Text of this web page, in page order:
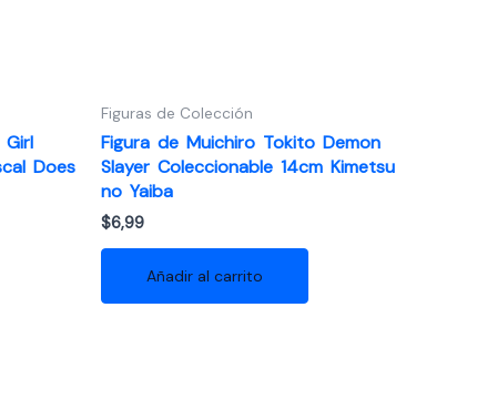
Girl
Does
Figuras de Colección
Figura de Muichiro Tokito Demon
Slayer Coleccionable 14cm Kimetsu
no Yaiba
$6,99
Añadir al carrito